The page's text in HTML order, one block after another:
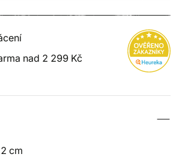
nad 2 299 Kč
cm